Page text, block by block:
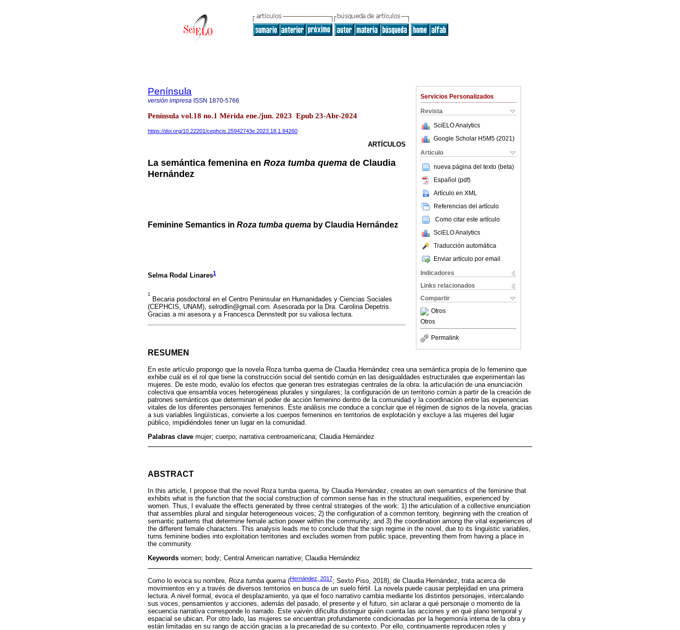
Servicios Personalizados
Revista
SciELO Analytics
Google Scholar H5M5 (2021 )
Articulo
nueva página del texto (beta)
Español (pdf)
Artículo en XML
Referencias del artículo
Como citar este artículo
SciELO Analytics
Traducción automática
Enviar artículo por email
Indicadores
Links relacionados
Compartir
Otros
Otros
Permalink
Península
versión impresa ISSN 1870-5766
Península vol.18 no.1 Mérida ene./jun. 2023 Epub 23-Abr-2024
https://doi.org/10.22201/cephcis.25942743e.2023.18.1.84260
ARTÍCULOS
La semántica femenina en Roza tumba quema de Claudia
Hernández
Feminine Semantics in Roza tumba quema by Claudia Hernández
Selma Rodal Linares1
1
Becaria posdoctoral en el Centro Peninsular en Humanidades y Ciencias Sociales
(CEPHCIS, UNAM), selrodlin@gmail.com. Asesorada por la Dra. Carolina Depetris.
Gracias a mi asesora y a Francesca Dennstedt por su valiosa lectura.
RESUMEN
En este artículo propongo que la novela Roza tumba quema de Claudia Hernández crea una semántica propia de lo femenino que
exhibe cuál es el rol que tiene la construcción social del sentido común en las desigualdades estructurales que experimentan las
mujeres. De este modo, evalúo los efectos que generan tres estrategias centrales de la obra: la articulación de una enunciación
colectiva que ensambla voces heterogéneas plurales y singulares; la configuración de un territorio común a partir de la creación de
patrones semánticos que determinan el poder de acción femenino dentro de la comunidad y la coordinación entre las experiencias
vitales de los diferentes personajes femeninos. Este análisis me conduce a concluir que el régimen de signos de la novela, gracias
a sus variables lingüísticas, convierte a los cuerpos femeninos en territorios de explotación y excluye a las mujeres del lugar
público, impidiéndoles tener un lugar en la comunidad.
Palabras clave mujer; cuerpo; narrativa centroamericana; Claudia Hernández
ABSTRACT
In this article, I propose that the novel Roza tumba quema, by Claudia Hernández, creates an own semantics of the feminine that
exhibits what is the function that the social construction of common sense has in the structural inequalities, experienced by
women. Thus, I evaluate the effects generated by three central strategies of the work: 1) the articulation of a collective enunciation
that assembles plural and singular heterogeneous voices; 2) the configuration of a common territory, beginning with the creation of
semantic patterns that determine female action power within the community; and 3) the coordination among the vital experiences of
the different female characters. This analysis leads me to conclude that the sign regime in the novel, due to its linguistic variables,
turns feminine bodies into exploitation territories and excludes women from public space, preventing them from having a place in
the community.
Keywords women; body; Central American narrative; Claudia Hernández
Como lo evoca su nombre, Roza tumba quema (Hernández, 2017; Sexto Piso, 2018), de Claudia Hernández, trata acerca de
movimientos en y a través de diversos territorios en busca de un suelo fértil. La novela puede causar perplejidad en una primera
lectura. A nivel formal, evoca el desplazamiento, ya que el foco narrativo cambia mediante los distintos personajes, intercalando
sus voces, pensamientos y acciones, además del pasado, el presente y el futuro, sin aclarar a qué personaje o momento de la
secuencia narrativa corresponde lo narrado. Este vaivén dificulta distinguir quién cuenta las acciones y en qué plano temporal y
espacial se ubican. Por otro lado, las mujeres se encuentran profundamente condicionadas por la hegemonía interna de la obra y
están limitadas en su rango de acción gracias a la precariedad de su contexto. Por ello, continuamente reproducen roles y